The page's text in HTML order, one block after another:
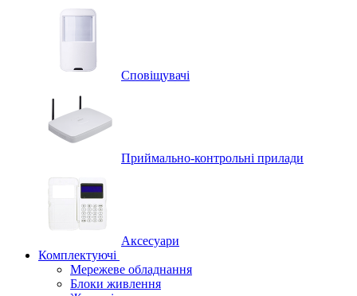
Сповіщувачі
Приймально-контрольні прилади
Аксесуари
Комплектуючі
Мережеве обладнання
Блоки живлення